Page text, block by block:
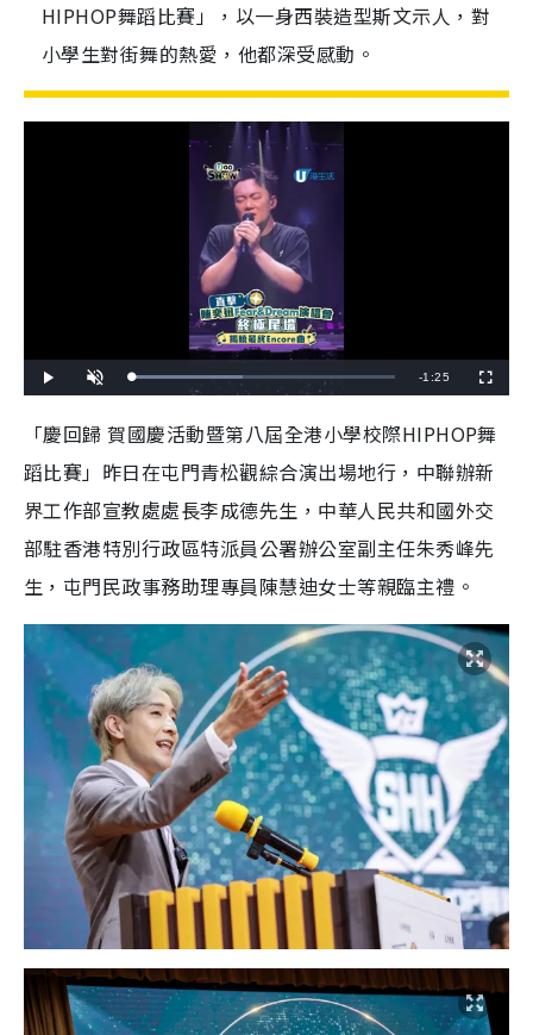
HIPHOP舞蹈比賽」，以一身西裝造型斯文示人，對
小學生對街舞的熱愛，他都深受感動。
l
n
t
e
L
o
e
d
4
2
3
5
%
R
a
i
n
i
n
T
i
m
-1:25
u
s
c
e
e
「慶回歸 賀國慶活動暨第八屆全港小學校際HIPHOP舞
蹈比賽」昨日在屯門青松觀綜合演出場地行，中聯辦新
界工作部宣教處處長李成德先生，中華人民共和國外交
部駐香港特別行政區特派員公署辦公室副主任朱秀峰先
生，屯門民政事務助理專員陳慧迪女士等親臨主禮。